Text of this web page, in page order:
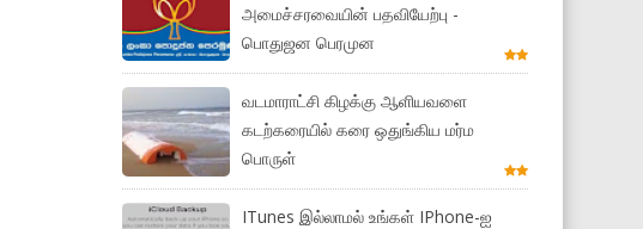
அமைச்சரவையின் பதவியேற்பு -
பொதுஜன பெரமுன
வடமாராட்சி கிழக்கு ஆளியவளை
கடற்கரையில் கரை ஒதுங்கிய மர்ம
பொருள்
ITunes இல்லாமல் உங்கள் IPhone-ஐ